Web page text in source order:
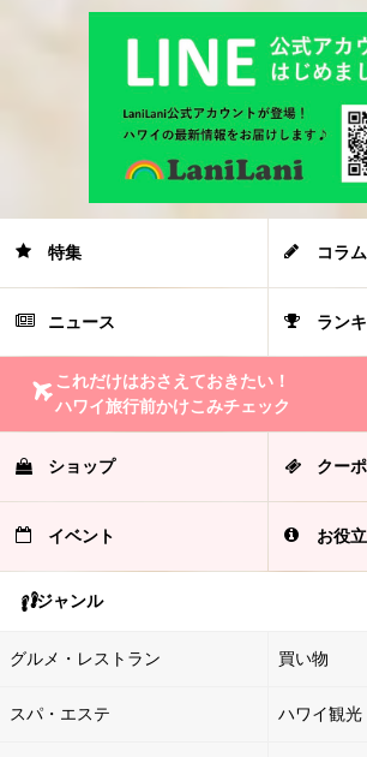
特集 コラム
ニュース ラン
これだけはおさえておきたい！
ハワイ旅行前かけこみチェック
ショップ クー
イベント お役
ジャンル
グルメ・レストラン 買い物
スパ・エステ ハワイ観光